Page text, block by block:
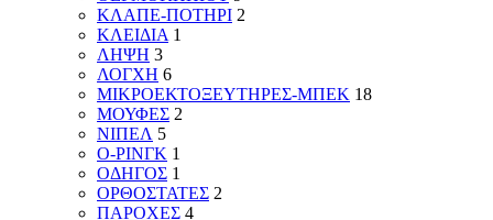
ΚΛΑΠΕ-ΠΟΤΗΡΙ 2
ΚΛΕΙΔΙΑ 1
ΛΗΨΗ 3
ΛΟΓΧΗ 6
ΜΙΚΡΟΕΚΤΟΞΕΥΤΗΡΕΣ-ΜΠΕΚ 18
ΜΟΥΦΕΣ 2
ΝΙΠΕΛ 5
Ο-ΡΙΝΓΚ 1
ΟΔΗΓΟΣ 1
ΟΡΘΟΣΤΑΤΕΣ 2
ΠΑΡΟΧΕΣ 4